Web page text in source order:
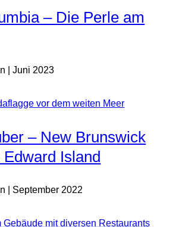
– Die Perle am
| Juni 2023
– New Brunswick
Island
| September 2022